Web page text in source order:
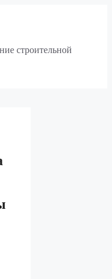
строительной